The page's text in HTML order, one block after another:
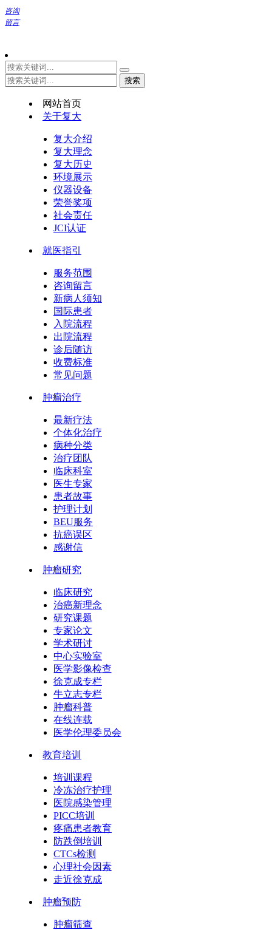
咨询
留言
网站首页
关于复大
复大介绍
复大理念
复大历史
环境展示
仪器设备
荣誉奖项
社会责任
JCI认证
就医指引
服务范围
咨询留言
新病人须知
国际患者
入院流程
出院流程
诊后随访
收费标准
常见问题
肿瘤治疗
最新疗法
个体化治疗
病种分类
治疗团队
临床科室
医生专家
患者故事
护理计划
BEU服务
抗癌误区
感谢信
肿瘤研究
临床研究
治癌新理念
研究课题
专家论文
学术研讨
中心实验室
医学影像检查
徐克成专栏
牛立志专栏
肿瘤科普
在线连载
医学伦理委员会
教育培训
培训课程
冷冻治疗护理
医院感染管理
PICC培训
疼痛患者教育
防跌倒培训
CTCs检测
心理社会因素
走近徐克成
肿瘤预防
肿瘤筛查